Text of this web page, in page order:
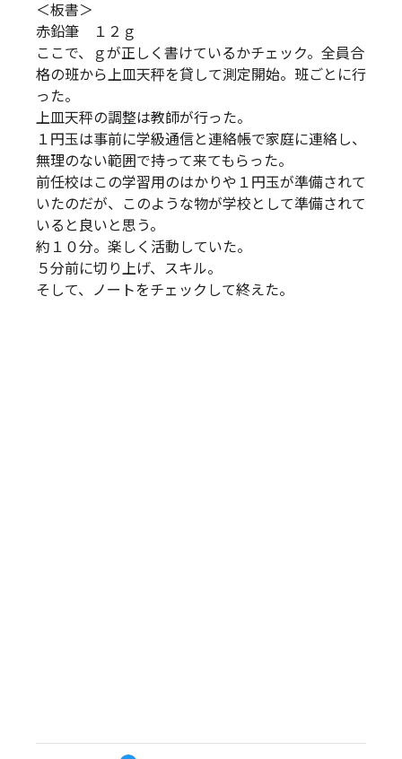
＜板書＞
赤鉛筆 １２ｇ
ここで、ｇが正しく書けているかチェック。全員合
格の班から上皿天秤を貸して測定開始。班ごとに行
った。
上皿天秤の調整は教師が行った。
１円玉は事前に学級通信と連絡帳で家庭に連絡し、
無理のない範囲で持って来てもらった。
前任校はこの学習用のはかりや１円玉が準備されて
いたのだが、このような物が学校として準備されて
いると良いと思う。
約１０分。楽しく活動していた。
５分前に切り上げ、スキル。
そして、ノートをチェックして終えた。